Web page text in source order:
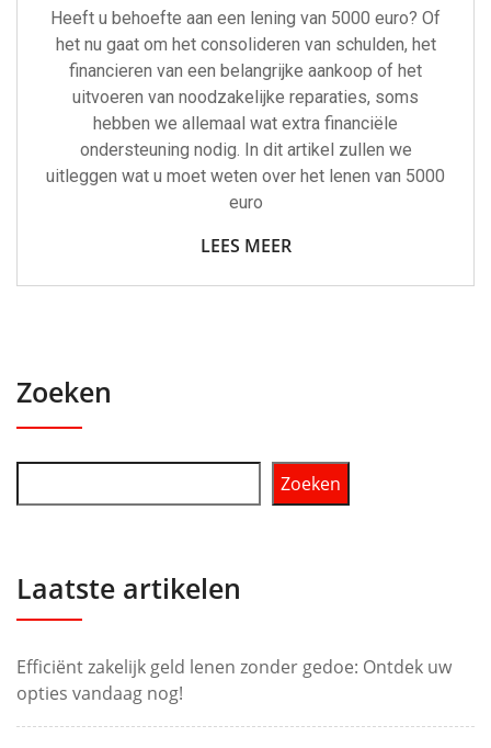
Heeft u behoefte aan een lening van 5000 euro? Of
het nu gaat om het consolideren van schulden, het
financieren van een belangrijke aankoop of het
uitvoeren van noodzakelijke reparaties, soms
hebben we allemaal wat extra financiële
ondersteuning nodig. In dit artikel zullen we
uitleggen wat u moet weten over het lenen van 5000
euro
LEES MEER
Zoeken
Zoeken
Laatste artikelen
Efficiënt zakelijk geld lenen zonder gedoe: Ontdek uw
opties vandaag nog!